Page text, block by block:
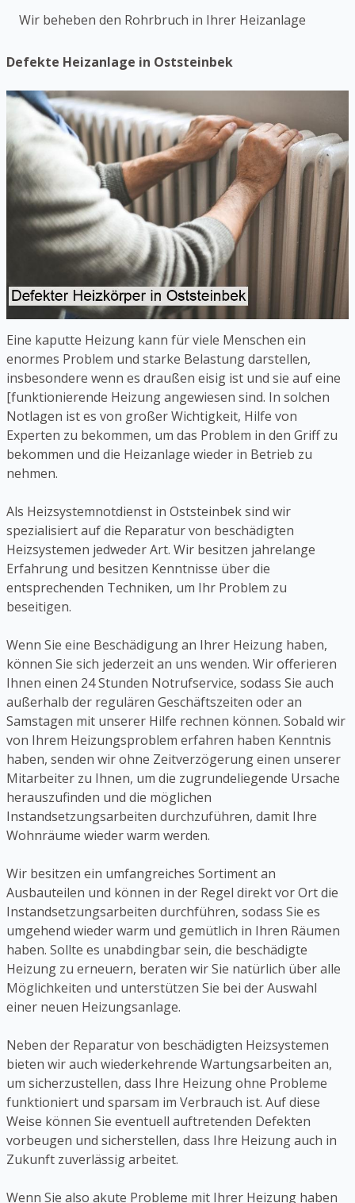
Wir beheben den Rohrbruch in Ihrer Heizanlage
Defekte Heizanlage in Oststeinbek
Eine kaputte Heizung kann für viele Menschen ein
enormes Problem und starke Belastung darstellen,
insbesondere wenn es draußen eisig ist und sie auf eine
[funktionierende Heizung angewiesen sind. In solchen
Notlagen ist es von großer Wichtigkeit, Hilfe von
Experten zu bekommen, um das Problem in den Griff zu
bekommen und die Heizanlage wieder in Betrieb zu
nehmen.
Als Heizsystemnotdienst in Oststeinbek sind wir
spezialisiert auf die Reparatur von beschädigten
Heizsystemen jedweder Art. Wir besitzen jahrelange
Erfahrung und besitzen Kenntnisse über die
entsprechenden Techniken, um Ihr Problem zu
beseitigen.
Wenn Sie eine Beschädigung an Ihrer Heizung haben,
können Sie sich jederzeit an uns wenden. Wir offerieren
Ihnen einen 24 Stunden Notrufservice, sodass Sie auch
außerhalb der regulären Geschäftszeiten oder an
Samstagen mit unserer Hilfe rechnen können. Sobald wir
von Ihrem Heizungsproblem erfahren haben Kenntnis
haben, senden wir ohne Zeitverzögerung einen unserer
Mitarbeiter zu Ihnen, um die zugrundeliegende Ursache
herauszufinden und die möglichen
Instandsetzungsarbeiten durchzuführen, damit Ihre
Wohnräume wieder warm werden.
Wir besitzen ein umfangreiches Sortiment an
Ausbauteilen und können in der Regel direkt vor Ort die
Instandsetzungsarbeiten durchführen, sodass Sie es
umgehend wieder warm und gemütlich in Ihren Räumen
haben. Sollte es unabdingbar sein, die beschädigte
Heizung zu erneuern, beraten wir Sie natürlich über alle
Möglichkeiten und unterstützen Sie bei der Auswahl
einer neuen Heizungsanlage.
Neben der Reparatur von beschädigten Heizsystemen
bieten wir auch wiederkehrende Wartungsarbeiten an,
um sicherzustellen, dass Ihre Heizung ohne Probleme
funktioniert und sparsam im Verbrauch ist. Auf diese
Weise können Sie eventuell auftretenden Defekten
vorbeugen und sicherstellen, dass Ihre Heizung auch in
Zukunft zuverlässig arbeitet.
Wenn Sie also akute Probleme mit Ihrer Heizung haben